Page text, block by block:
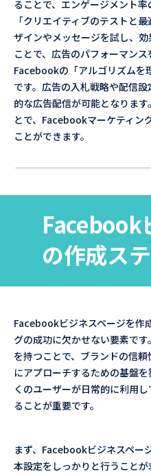
ることで、エンゲージメント率
「クリエイティブのテストと
ザインやメッセージを試し、
ことで、広告のパフォーマンス
Facebookの「アルゴリズムを
です。広告の入札戦略や配信
的な広告配信が可能となりま
とで、Facebookマーケティン
ことができます。
Facebook
の作成ス
Facebookビジネスページを作
グの成功に欠かせない要素で
を持つことで、ブランドの信
にアプローチするための基盤
くのユーザーが日常的に利用
ることが重要です。
まず、Facebookビジネスペー
本設定をしっかりと行うこと